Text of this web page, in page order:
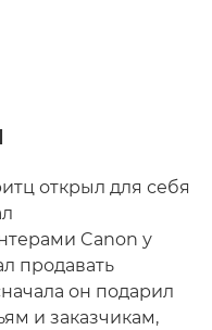
открыл для себя
Canon у
продавать
он подарил
и заказчикам,